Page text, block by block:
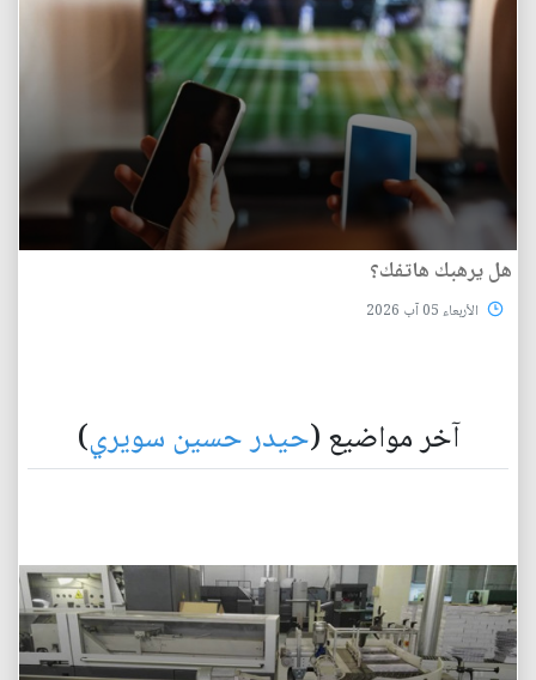
هل يرهبك هاتفك؟
الأربعاء 05 آب 2026
آخر مواضيع (حيدر حسين سويري)